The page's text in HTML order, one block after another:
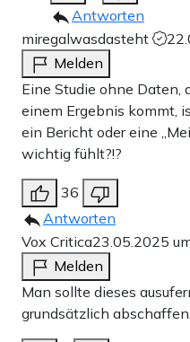
Antworten
miregalwasdasteht
Melden
Eine Studie ohne Daten,
einem Ergebnis kommt,
ein Bericht oder eine
wichtig fühlt?!?
36
Antworten
Vox Critica23.05.2025
Melden
Man sollte dieses
grundsätzlich abschaffen.